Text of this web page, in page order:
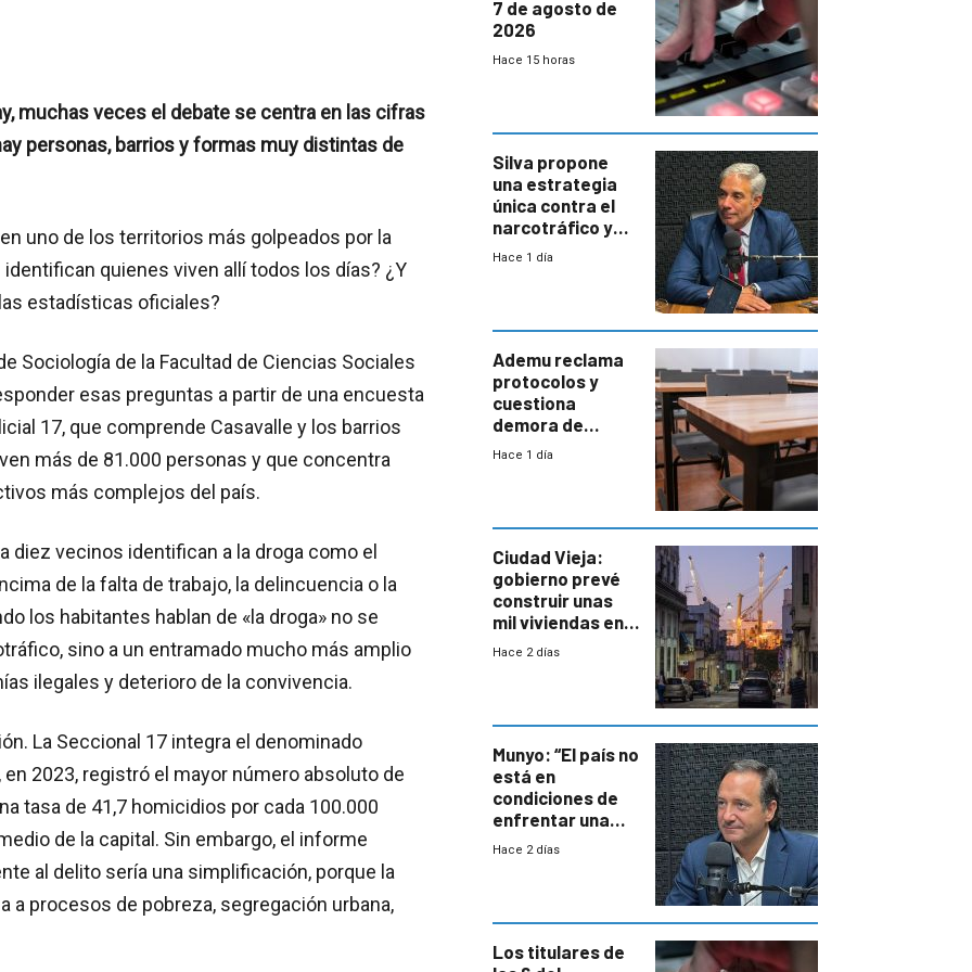
muchas veces el debate se centra en las cifras
personas, barrios y formas muy distintas de
uno de los territorios más golpeados por la
quienes viven allí todos los días? ¿Y
estadísticas oficiales?
Sociología de la Facultad de Ciencias Sociales
esas preguntas a partir de una encuesta
17, que comprende Casavalle y los barrios
más de 81.000 personas y que concentra
más complejos del país.
vecinos identifican a la droga como el
de la falta de trabajo, la delincuencia o la
los habitantes hablan de «la droga» no se
sino a un entramado mucho más amplio
ilegales y deterioro de la convivencia.
La Seccional 17 integra el denominado
2023, registró el mayor número absoluto de
tasa de 41,7 homicidios por cada 100.000
de la capital. Sin embargo, el informe
al delito sería una simplificación, porque la
procesos de pobreza, segregación urbana,
7 de agosto de
2026
Hace 15 horas
Silva propone
una estrategia
única contra el
narcotráfico y
mayor
Hace 1 día
Ademu reclama
protocolos y
cuestiona
demora de
Primaria ante
Hace 1 día
Ciudad Vieja:
gobierno prevé
construir unas
mil viviendas en
un plan de
Hace 2 días
Munyo: “El país no
está en
condiciones de
enfrentar una
reducción de la
Hace 2 días
Los titulares de